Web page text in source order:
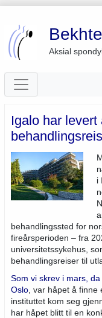
Aksial
Igalo har
i
behandlingssted for
fireårsperioden – fra
universitetssykehus,
behandlingsreiser til
Som vi skrev i mars,
Oslo , var håpet å
instituttet kom seg
har håpet blitt til en